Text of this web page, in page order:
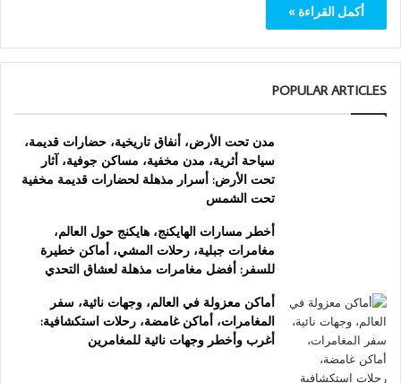
أكمل القراءة »
POPULAR ARTICLES
مدن تحت الأرض، أنفاق تاريخية، حضارات قديمة،
سياحة أثرية، مدن مخفية، مساكن جوفية، آثار
تحت الأرض: أسرار مذهلة لحضارات قديمة مخفية
تحت الشمس
أخطر مسارات الهايكنج، هايكنج حول العالم،
مغامرات جبلية، رحلات المشي، أماكن خطيرة
للسفر: أفضل مغامرات مذهلة لعشاق التحدي
أماكن معزولة في العالم، وجهات نائية، سفر
المغامرات، أماكن غامضة، رحلات استكشافية:
أغرب وأخطر وجهات نائية للمغامرين